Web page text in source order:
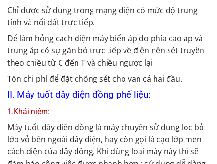
Chỉ được sử dụng trong mạng điện có mức độ trung
tính và nối đất trực tiếp.
Dể làm hỏng cách điện máy biến áp do phía cao áp và
trung áp có sự gắn bó trực tiếp về điện nên sét truyền
theo chiều từ C đến T và chiều ngược lại
Tốn chi phí để đặt chống sét cho van cả hai đầu.
II. Máy tuốt dây điện đồng phế liệu:
1.Khái niệm:
Máy tuốt dây điện đồng là máy chuyên sử dụng lọc bỏ
lớp vỏ bên ngoài đây điện, hay còn gọi là cạo lớp men
cách điện của dây đồng. Khi dùng loại máy này thì sẽ